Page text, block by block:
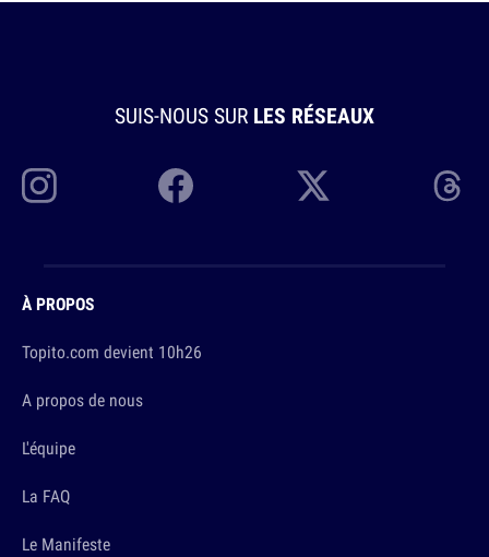
SUIS-NOUS SUR LES RÉSEAUX
À PROPOS
Topito.com devient 10h26
A propos de nous
L'équipe
La FAQ
Le Manifeste